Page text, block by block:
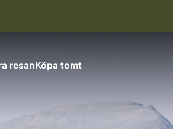
resanKöpa tomt